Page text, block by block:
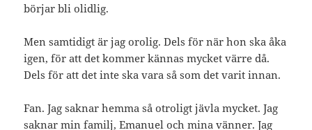
börjar bli olidlig.
Men samtidigt är jag orolig. Dels för när hon ska åka
igen, för att det kommer kännas mycket värre då.
Dels för att det inte ska vara så som det varit innan.
Fan. Jag saknar hemma så otroligt jävla mycket. Jag
saknar min familj, Emanuel och mina vänner. Jag